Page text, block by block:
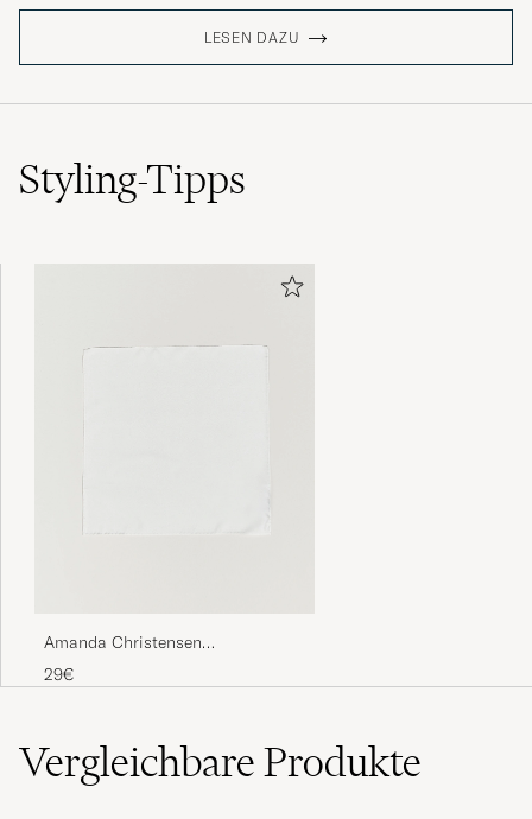
LESEN DAZU
Styling-Tipps
Amanda Christensen
Handkercheif Silk White
29€
VergleichbareProdukte